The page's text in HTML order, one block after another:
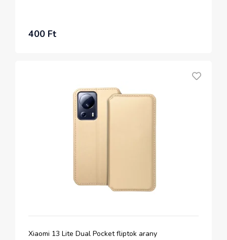
400 Ft
Xiaomi 13 Lite Dual Pocket fliptok arany